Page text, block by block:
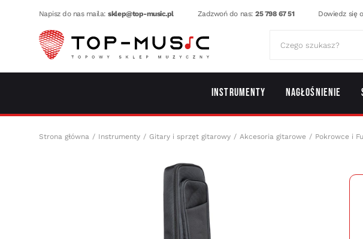
Napisz do nas maila:sklep@top-music.pl Zadzwoń do nas:25 798 67 51 Dowiedz się
Instrumenty Nagłośnienie
Strona główna Instrumenty Gitary i sprzęt gitarowy Akcesoria gitarowe Pokrowce i